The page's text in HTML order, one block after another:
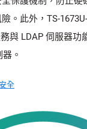
。此外，TS-
與 LDAP 伺服器功
。
全